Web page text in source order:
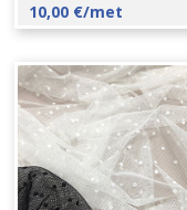
10,00 €/met